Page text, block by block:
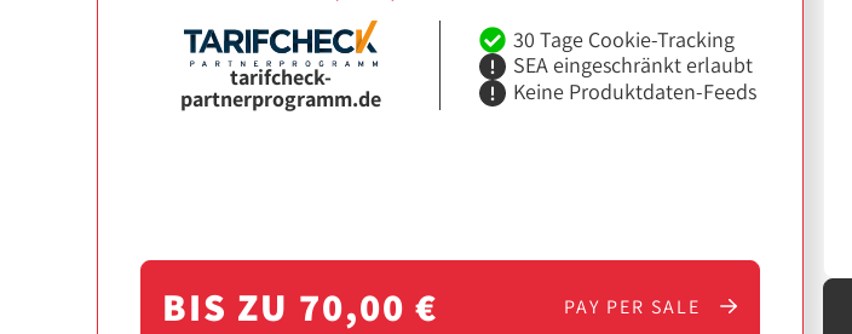
tarifcheck-
partnerprogramm.de
30 Tage Cookie-Tracking
SEA eingeschränkt erlaubt
Keine Produktdaten-Feeds
BIS ZU 70,00 € PAY PER SALE